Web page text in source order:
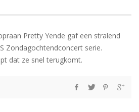
Pretty Yende gaf een stralend
Zondagochtendconcert serie.
dat ze snel terugkomt.